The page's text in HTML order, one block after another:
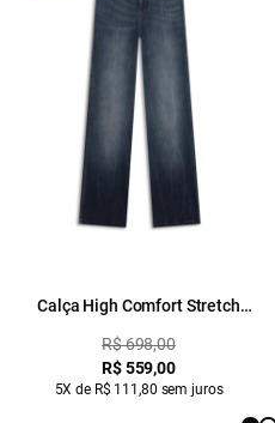
Calça High Comfort Stretch
R$ 698,00
R$ 559,00
5X de R$ 111,80 sem juros